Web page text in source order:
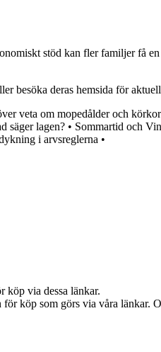
stöd kan fler familjer få
besöka deras hemsida för
veta om mopedålder och
säger lagen? • Sommartid och
i arvsreglerna •
köp via dessa länkar.
köp som görs via våra länkar.